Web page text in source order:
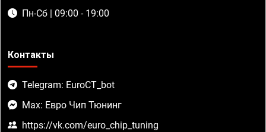
Пн-Сб | 09:00 - 19:00
Контакты
Telegram: EuroCT_bot
Max: Евро Чип Тюнинг
https://vk.com/euro_chip_tuning